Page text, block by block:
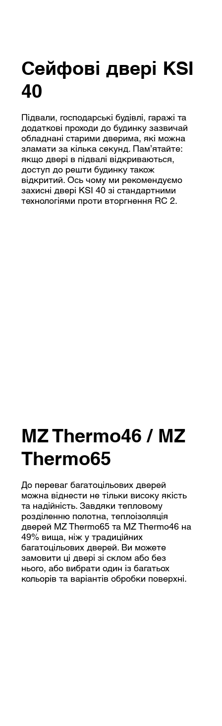
Сейфові двері KSI
40
Підвали, господарські будівлі, гаражі та
додаткові проходи до будинку зазвичай
обладнані старими дверима, які можна
зламати за кілька секунд. Пам’ятайте:
якщо двері в підвалі відкриваються,
доступ до решти будинку також
відкритий. Ось чому ми рекомендуємо
захисні двері KSI 40 зі стандартними
технологіями проти вторгнення RC 2.
MZ Thermo46 / MZ
Thermo65
До переваг багатоцільових дверей
можна віднести не тільки високу якість
та надійність. Завдяки тепловому
розділенню полотна, теплоізоляція
дверей MZ Thermo65 та MZ Thermo46 на
49% вища, ніж у традиційних
багатоцільових дверей. Ви можете
замовити ці двері зі склом або без
нього, або вибрати один із багатьох
кольорів та варіантів обробки поверхні.